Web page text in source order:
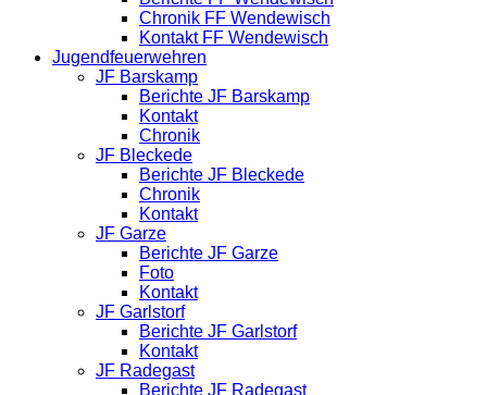
Chronik FF Wendewisch
Kontakt FF Wendewisch
Jugendfeuerwehren
JF Barskamp
Berichte JF Barskamp
Kontakt
Chronik
JF Bleckede
Berichte JF Bleckede
Chronik
Kontakt
JF Garze
Berichte JF Garze
Foto
Kontakt
JF Garlstorf
Berichte JF Garlstorf
Kontakt
JF Radegast
Berichte JF Radegast